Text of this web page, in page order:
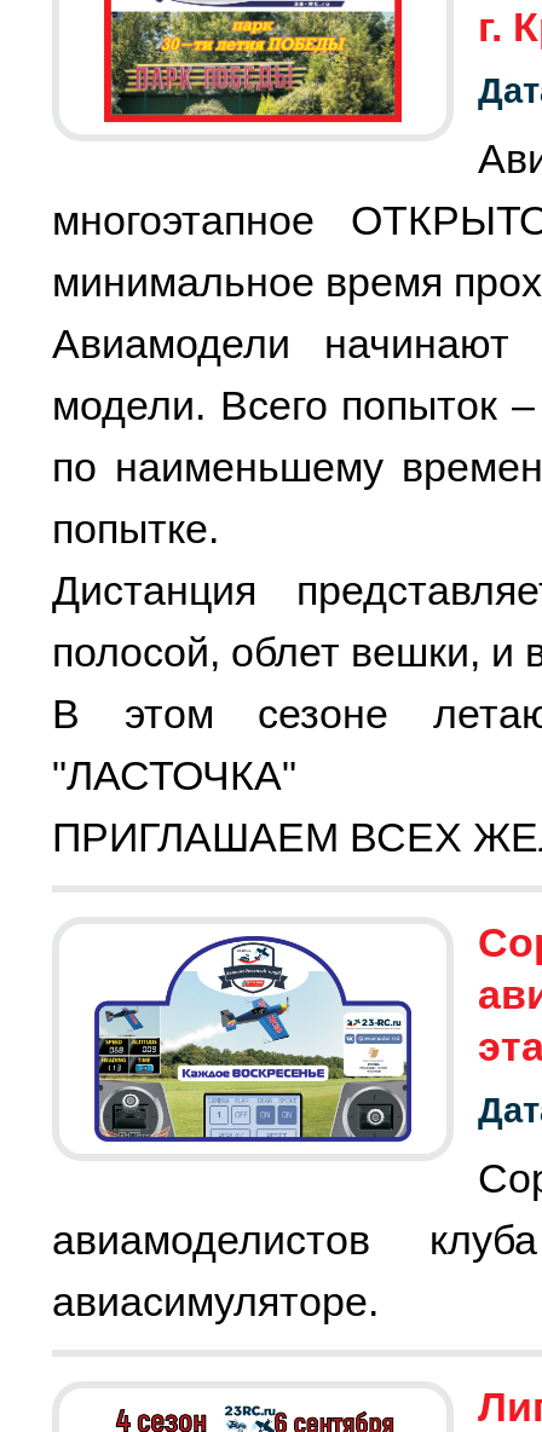
г.
многоэтапное
минимальное время
Авиамодели
модели. Всего попыток
по наименьшему
попытке.
Дистанция
полосой, облет вешки, и
В этом сезоне
"ЛАСТОЧКА"
ПРИГЛАШАЕМ ВСЕХ
авиамоделистов
авиасимуляторе.